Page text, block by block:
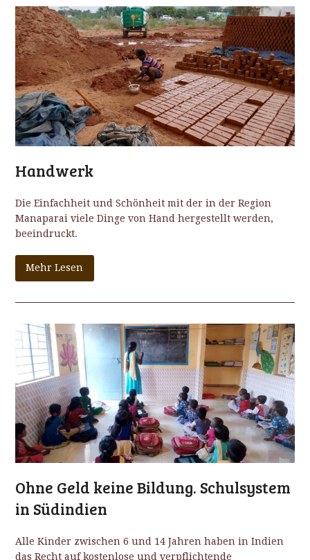
Handwerk
Die Einfachheit und Schönheit mit der in der Region
Manaparai viele Dinge von Hand hergestellt werden,
beeindruckt.
Mehr Lesen
Ohne Geld keine Bildung. Schulsystem
in Südindien
Alle Kinder zwischen 6 und 14 Jahren haben in Indien
das Recht auf kostenlose und verpflichtende